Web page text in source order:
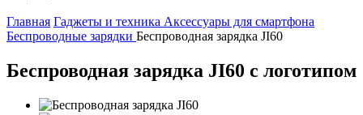
Главная Гаджеты и техника Аксессуары для смартфона
Беспроводные зарядки Беспроводная зарядка JI60
Беспроводная зарядка JI60 с логотипом